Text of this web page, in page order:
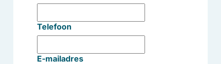
Telefoon
E-mailadres